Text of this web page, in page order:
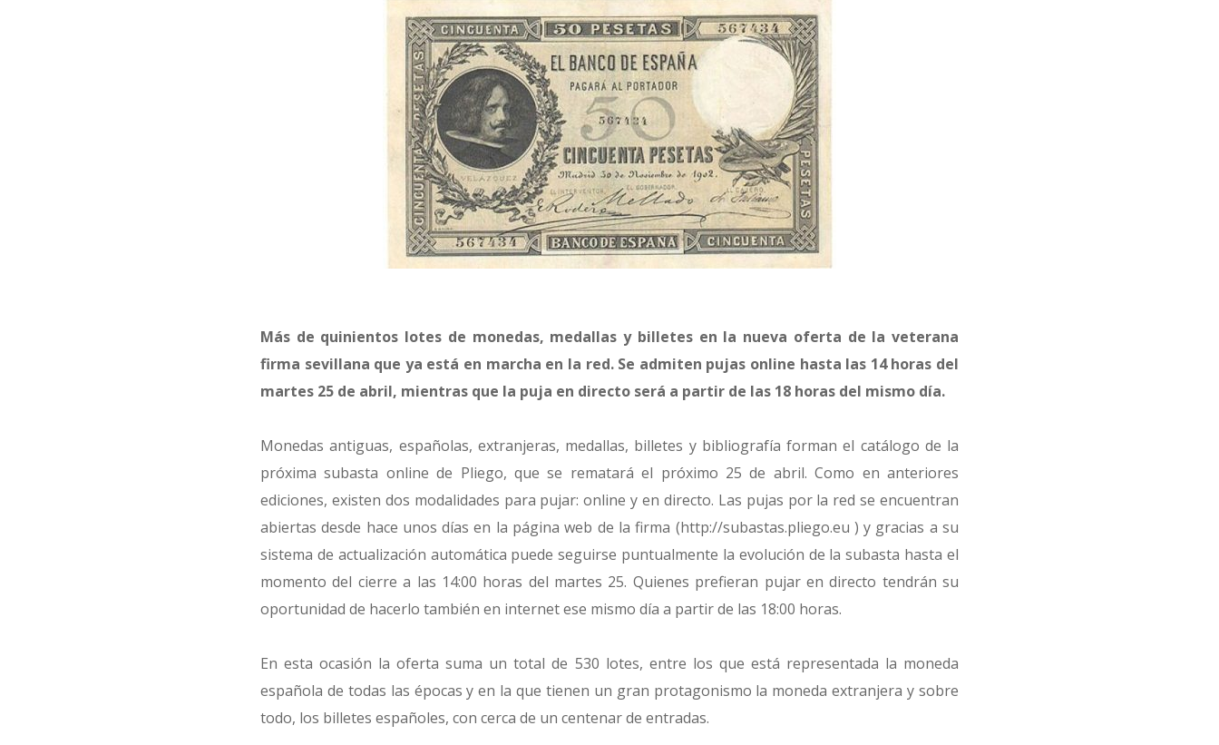
Más de quinientos lotes de monedas, medallas y billetes en la nueva oferta de la veterana
firma sevillana que ya está en marcha en la red. Se admiten pujas online hasta las 14 horas del
martes 25 de abril, mientras que la puja en directo será a partir de las 18 horas del mismo día.
Monedas antiguas, españolas, extranjeras, medallas, billetes y bibliografía forman el catálogo de la
próxima subasta online de Pliego, que se rematará el próximo 25 de abril. Como en anteriores
ediciones, existen dos modalidades para pujar: online y en directo. Las pujas por la red se encuentran
abiertas desde hace unos días en la página web de la firma (http://subastas.pliego.eu ) y gracias a su
sistema de actualización automática puede seguirse puntualmente la evolución de la subasta hasta el
momento del cierre a las 14:00 horas del martes 25. Quienes prefieran pujar en directo tendrán su
oportunidad de hacerlo también en internet ese mismo día a partir de las 18:00 horas.
En esta ocasión la oferta suma un total de 530 lotes, entre los que está representada la moneda
española de todas las épocas y en la que tienen un gran protagonismo la moneda extranjera y sobre
todo, los billetes españoles, con cerca de un centenar de entradas.